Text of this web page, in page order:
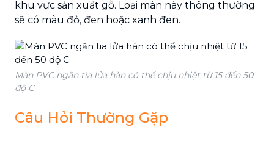
khu vực sản xuất gỗ. Loại màn này thông thường
sẽ có màu đỏ, đen hoặc xanh đen.
Màn PVC ngăn tia lửa hàn có thể chịu nhiệt từ 15 đến 50
độ C
Câu Hỏi Thường Gặp